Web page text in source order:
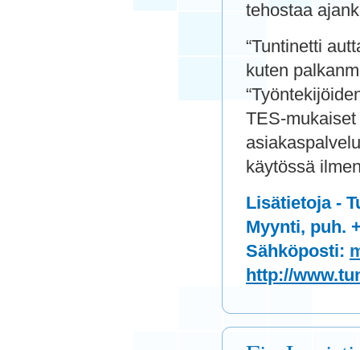
tehostaa
“Tuntinetti
kuten
TES-
käytössä
Lisätietoja -
Myynti, puh.
Sähköposti:
http://